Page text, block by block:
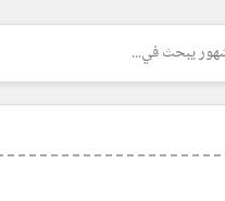
يبحث في...